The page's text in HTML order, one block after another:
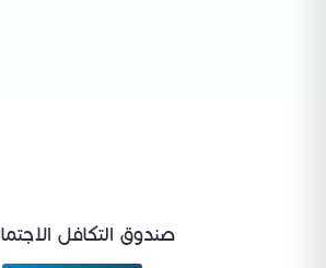
صندوق التكافل